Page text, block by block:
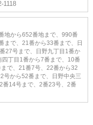
1118
地から652番地まで、990番
まで、21番から33番まで、日
27号まで、日野九丁目1番か
丁目1番から7番まで、10番
で、21番7号、22番から32
号から52番まで、日野中央三
14号まで、2番23号、2番